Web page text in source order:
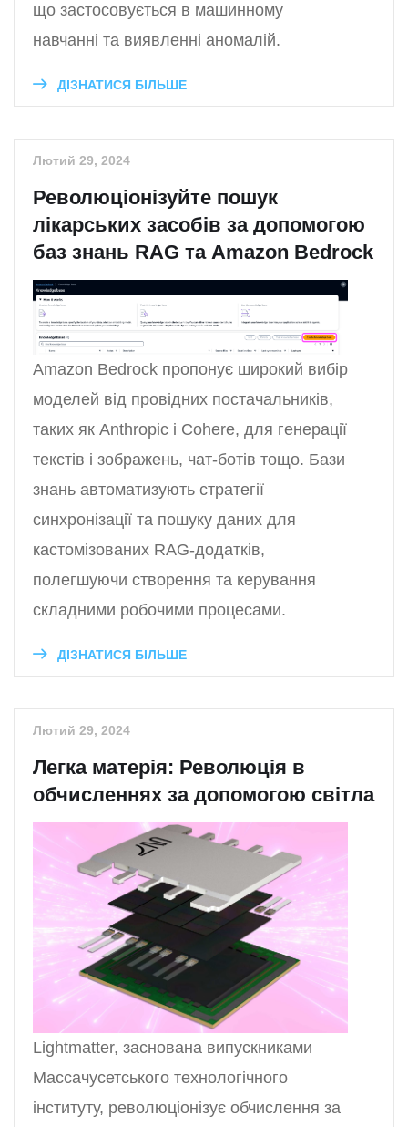
що застосовується в машинному
навчанні та виявленні аномалій.
ДІЗНАТИСЯ БІЛЬШЕ
Лютий 29, 2024
Революціонізуйте пошук
лікарських засобів за допомогою
баз знань RAG та Amazon Bedrock
Amazon Bedrock пропонує широкий вибір
моделей від провідних постачальників,
таких як Anthropic і Cohere, для генерації
текстів і зображень, чат-ботів тощо. Бази
знань автоматизують стратегії
синхронізації та пошуку даних для
кастомізованих RAG-додатків,
полегшуючи створення та керування
складними робочими процесами.
ДІЗНАТИСЯ БІЛЬШЕ
Лютий 29, 2024
Легка матерія: Революція в
обчисленнях за допомогою світла
Lightmatter, заснована випускниками
Массачусетського технологічного
інституту, революціонізує обчислення за